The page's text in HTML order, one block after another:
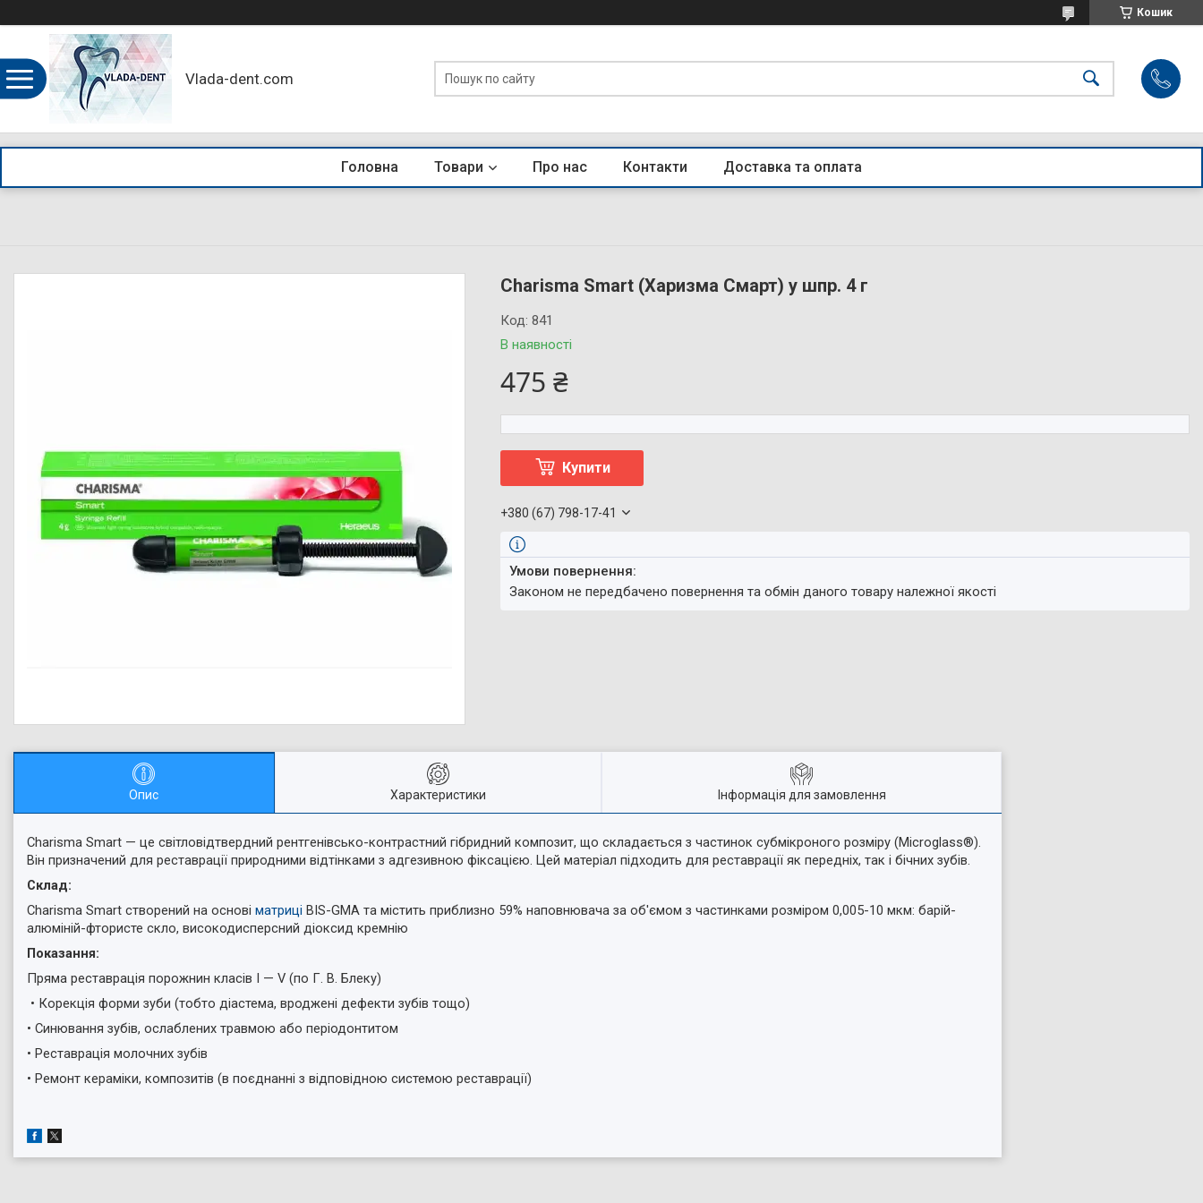
Кошик
Vlada-dent.com
Головна Товари Про нас Контакти Доставка та оплата
Charisma Smart (Харизма Смарт) у шпр. 4 г
В наявності
Код:841
475 ₴
Купити
+380 (67) 798-17-41
Законом не передбачено повернення та обмін даного товару належної якості
Опис Характеристики Інформація для замовлення
Charisma Smart — це світловідтвердний рентгенівсько-контрастний гібридний композит, що складається з частинок субмікроного розміру (Microglass®).
Він призначений для реставрації природними відтінками з адгезивною фіксацією. Цей матеріал підходить для реставрації як передніх, так і бічних зубів.
Склад:
Charisma Smart створений на основі матриці BIS-GMA та містить приблизно 59% наповнювача за об'ємом з частинками розміром 0,005-10 мкм: барій-
алюміній-фтористе скло, високодисперсний діоксид кремнію
Показання:
Пряма реставрація порожнин класів I — V (по Г. В. Блеку)
• Корекція форми зуби (тобто діастема, вроджені дефекти зубів тощо)
• Синювання зубів, ослаблених травмою або періодонтитом
• Реставрація молочних зубів
• Ремонт кераміки, композитів (в поєднанні з відповідною системою реставрації)